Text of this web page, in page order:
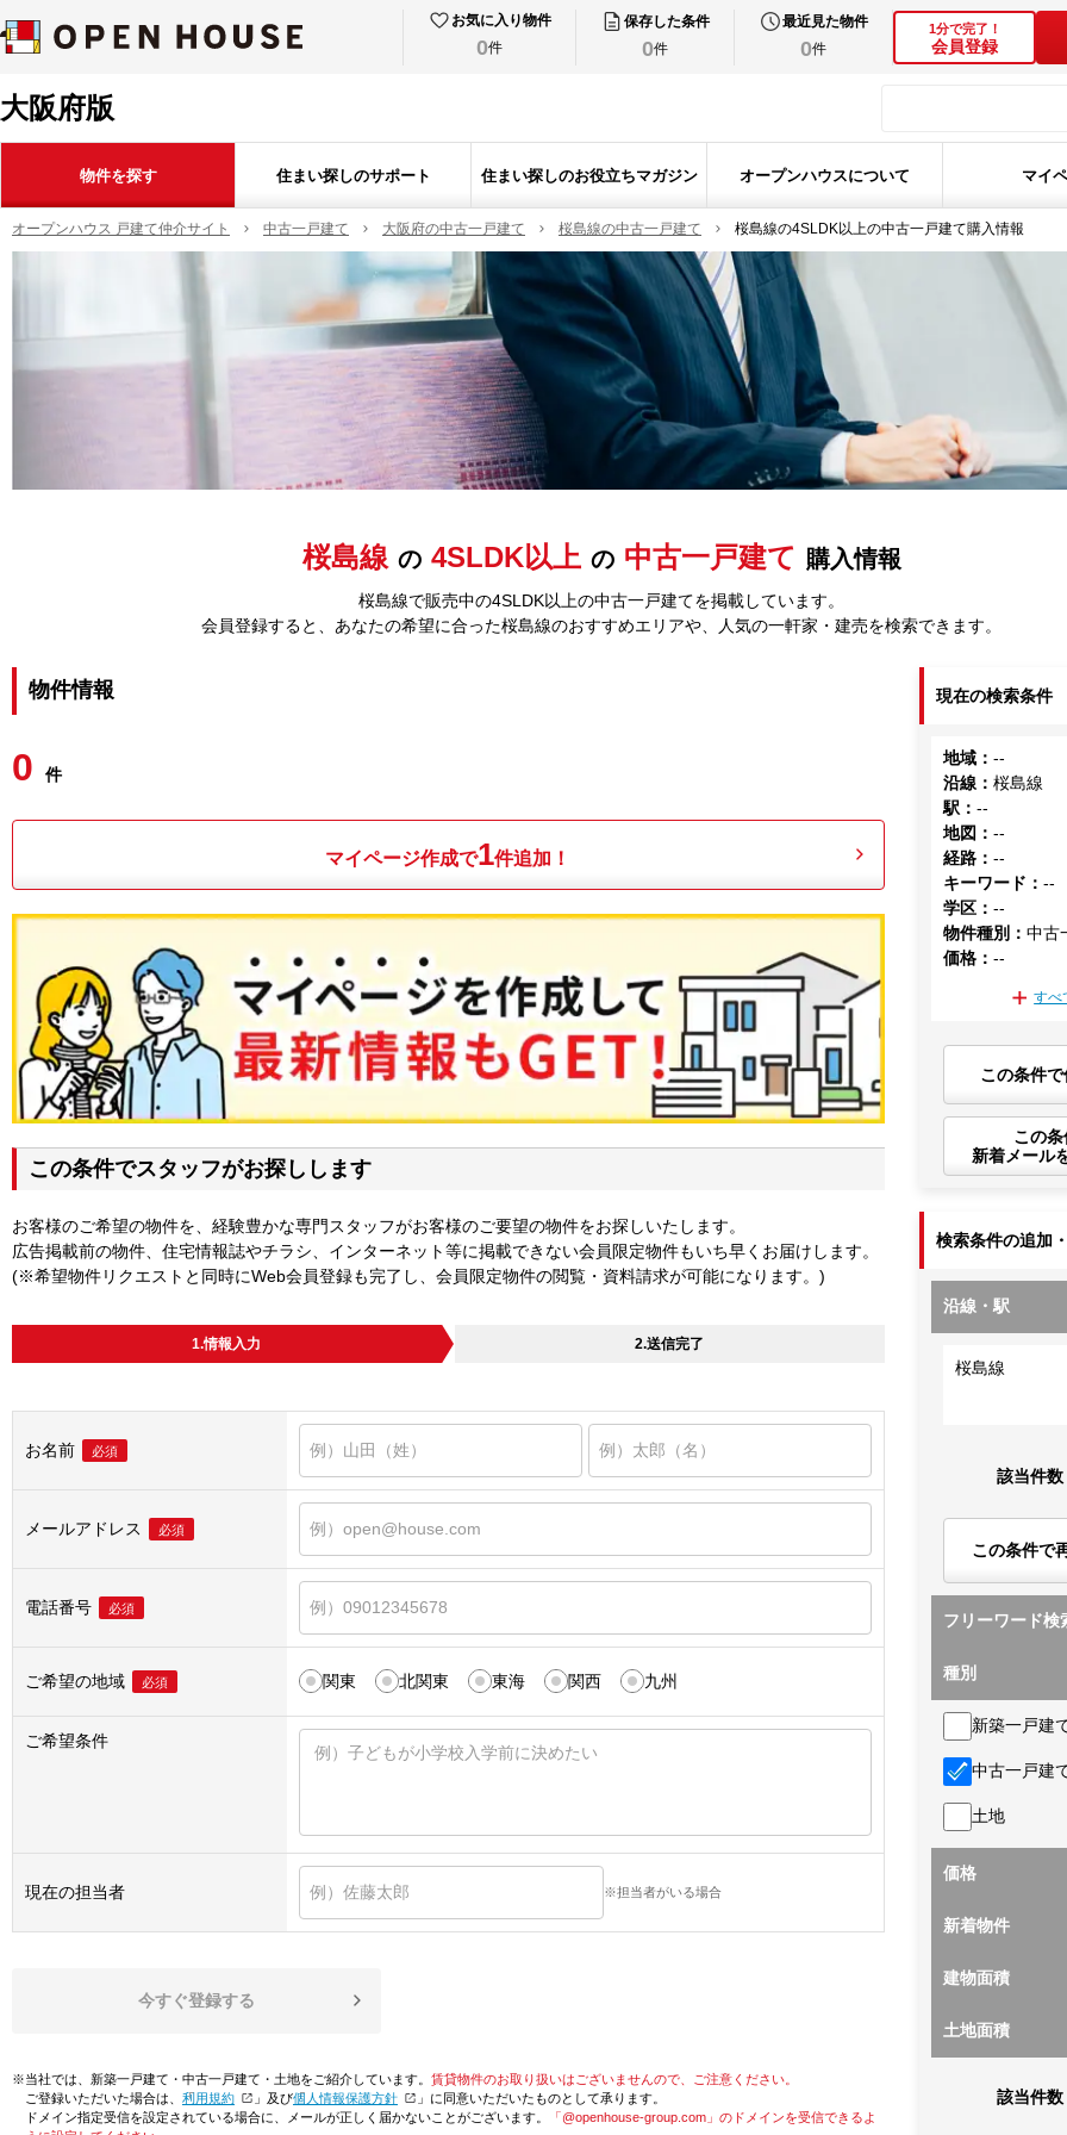
お気に入り物件
0件
保存した条件
0件
最近見た物件
0件
1分で完了！
会員登録
大阪府版
物件を探す 住まい探しのサポート 住まい探しのお役立ちマガジン オープンハウスについて マイ
オープンハウス 戸建て仲介サイト 中古一戸建て 大阪府の中古一戸建て 桜島線の中古一戸建て 桜島線の4SLDK以上の中古一戸建て購入情報
桜島線 の 4SLDK以上 の 中古一戸建て 購入情報
桜島線で販売中の4SLDK以上の中古一戸建てを掲載しています。
会員登録すると、あなたの希望に合った桜島線のおすすめエリアや、人気の一軒家・建売を検索できます。
物件情報
0 件
マイページ作成で1件追加！
この条件でスタッフがお探しします
お客様のご希望の物件を、経験豊かな専門スタッフがお客様のご要望の物件をお探しいたします。
広告掲載前の物件、住宅情報誌やチラシ、インターネット等に掲載できない会員限定物件もいち早くお届けします。
(※希望物件リクエストと同時にWeb会員登録も完了し、会員限定物件の閲覧・資料請求が可能になります。)
1.情報入力 2.送信完了
お名前 必須
メールアドレス 必須
電話番号 必須
ご希望の地域 必須 関東 北関東 東海 関西 九州
ご希望条件
現在の担当者 ※担当者がいる場合
今すぐ登録する
※当社では、新築一戸建て・中古一戸建て・土地をご紹介しています。 賃貸物件のお取り扱いはございませんので、ご注意ください。
ご登録いただいた場合は、「利用規約 」及び「個人情報保護方針
」に同意いただいたものとして承ります。
ドメイン指定受信を設定されている場合に、メールが正しく届かないことがございます。
「@openhouse-group.com」のドメインを受信できるよ
現在の検索条件
地域 ：--
沿線 ：桜島線
駅 ：--
地図 ：--
経路 ：--
キーワード ：--
学区 ：--
物件種別 ：中古
価格 ：--
すべ
この条件
この
新着メール
検索条件の追加
沿線・駅
桜島線
該当件数
この条件で
フリーワード検
種別
新築一戸建
中古一戸建
土地
価格
新着物件
建物面積
土地面積
該当件数